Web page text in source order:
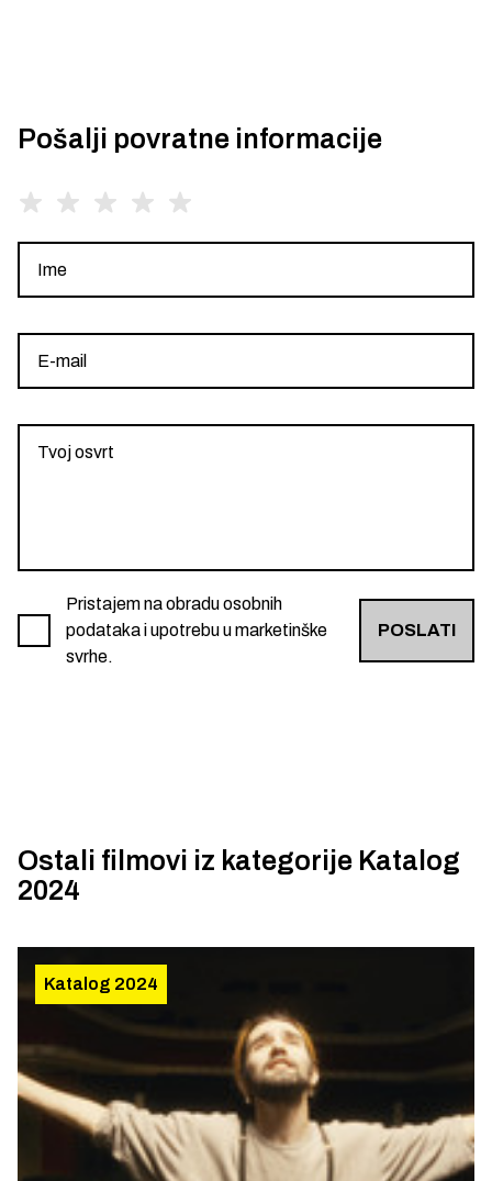
Pošalji povratne informacije
Pristajem na obradu osobnih
podataka i upotrebu u marketinške
svrhe.
POSLATI
Ostali filmovi iz kategorije Katalog
2024
Katalog 2024